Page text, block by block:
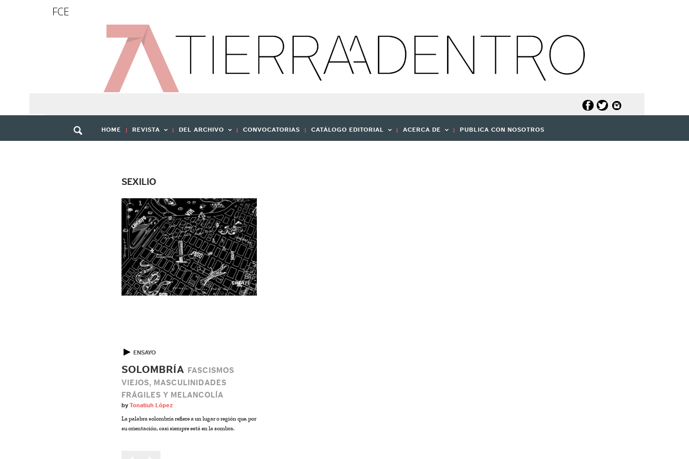
FCE
HOME REVISTA DEL ARCHIVO CONVOCATORIAS CATÁLOGO EDITORIAL ACERCA DE PUBLICA CON NOSOTROS
SEXILIO
▶ ENSAYO
SOLOMBRÍA
FASCISMOS
VIEJOS, MASCULINIDADES
FRÁGILES Y MELANCOLÍA
by Tonatiuh López
La palabra solombría refiere a un lugar o región que, por
su orientación, casi siempre está en la sombra.